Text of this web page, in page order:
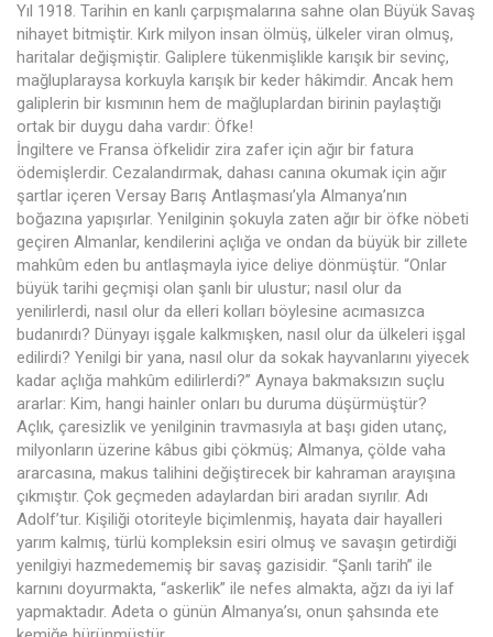
Yıl 1918. Tarihin en kanlı çarpışmalarına sahne olan Büyük Savaş
nihayet bitmiştir. Kırk milyon insan ölmüş, ülkeler viran olmuş,
haritalar değişmiştir. Galiplere tükenmişlikle karışık bir sevinç,
mağluplaraysa korkuyla karışık bir keder hâkimdir. Ancak hem
galiplerin bir kısmının hem de mağluplardan birinin paylaştığı
ortak bir duygu daha vardır: Öfke!
İngiltere ve Fransa öfkelidir zira zafer için ağır bir fatura
ödemişlerdir. Cezalandırmak, dahası canına okumak için ağır
şartlar içeren Versay Barış Antlaşması’yla Almanya’nın
boğazına yapışırlar. Yenilginin şokuyla zaten ağır bir öfke nöbeti
geçiren Almanlar, kendilerini açlığa ve ondan da büyük bir zillete
mahkûm eden bu antlaşmayla iyice deliye dönmüştür. “Onlar
büyük tarihi geçmişi olan şanlı bir ulustur; nasıl olur da
yenilirlerdi, nasıl olur da elleri kolları böylesine acımasızca
budanırdı? Dünyayı işgale kalkmışken, nasıl olur da ülkeleri işgal
edilirdi? Yenilgi bir yana, nasıl olur da sokak hayvanlarını yiyecek
kadar açlığa mahkûm edilirlerdi?” Aynaya bakmaksızın suçlu
ararlar: Kim, hangi hainler onları bu duruma düşürmüştür?
Açlık, çaresizlik ve yenilginin travmasıyla at başı giden utanç,
milyonların üzerine kâbus gibi çökmüş; Almanya, çölde vaha
ararcasına, makus talihini değiştirecek bir kahraman arayışına
çıkmıştır. Çok geçmeden adaylardan biri aradan sıyrılır. Adı
Adolf’tur. Kişiliği otoriteyle biçimlenmiş, hayata dair hayalleri
yarım kalmış, türlü kompleksin esiri olmuş ve savaşın getirdiği
yenilgiyi hazmedememiş bir savaş gazisidir. “Şanlı tarih” ile
karnını doyurmakta, “askerlik” ile nefes almakta, ağzı da iyi laf
yapmaktadır. Adeta o günün Almanya’sı, onun şahsında ete